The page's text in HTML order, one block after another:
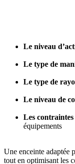
Le niveau
Le type de
Le type de
Le niveau de
Les
équipements
Une enceinte adaptée
tout en optimisant les